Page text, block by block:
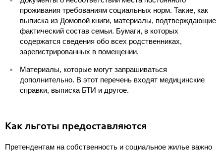
проживания требованиям социальных норм. Такие, как
выписка из Домовой книги, материалы, подтверждающие
фактический состав семьи. Бумаги, в которых
содержатся сведения обо всех родственниках,
зарегистрированных в помещении.
Материалы, которые могут запрашиваться
дополнительно. В этот перечень входят медицинские
справки, выписка БТИ и другое.
Как льготы предоставляются
Претендентам на собственность и социальное жилье важно